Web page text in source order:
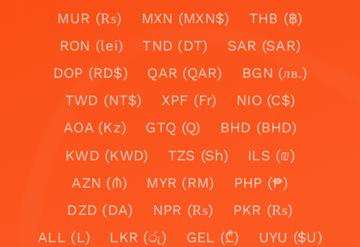
MUR (₨)
MXN (MXN$)
THB (฿)
RON (lei)
TND (DT)
SAR (SAR)
DOP (RD$)
QAR (QAR)
BGN (лв.)
TWD (NT$)
XPF (Fr)
NIO (C$)
AOA (Kz)
GTQ (Q)
BHD (BHD)
KWD (KWD)
TZS (Sh)
ILS (₪)
AZN (₼)
MYR (RM)
PHP (₱)
DZD (DA)
NPR (₨)
PKR (₨)
ALL (L)
LKR (රු) GEL (₾)
UYU ($U)